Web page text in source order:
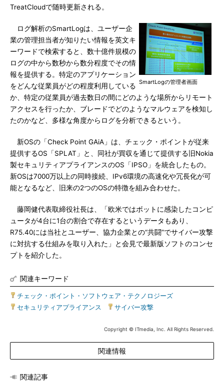
TreatCloudで随時更新される。
SmartLogの管理者画面
ログ解析のSmartLogは、ユーザー企
業の管理担当者が知りたい情報を英文キ
ーワードで検索すると、数十億件規模の
ログの中から数秒から数分程度でその情
報を提供する。特定のアプリケーション
をどんな従業員がどの程度利用している
か、特定の従業員が過去数日の間にどのような場所からリモート
アクセスを行ったか、ブレードでどのようなマルウェアを検知し
たのかなど、多様な角度からログを分析できるという。
新OSの「Check Point GAiA」は、チェック・ポイントが従来
提供するOS「SPLAT」と、同社が買収を通じて提供する旧Nokia
製セキュリティアプライアンスのOS「IPSO」を統合したもの。
新OSは7000万以上の同時接続、IPv6環境の高速化や冗長化が可
能となるなど、旧来の2つのOSの特徴を組み合わせた。
藤岡健代表取締役社長は、「欧米ではボットに感染したコンピ
ュータが4台に1台の割合で存在するというデータもあり、
R75.40には当社とユーザー、協力企業との“共闘”でサイバー攻撃
に対抗する仕組みを取り入れた」と会見で最新版ソフトのコンセ
プトを紹介した。
関連キーワード
チェック・ポイント・ソフトウェア・テクノロジーズ
セキュリティアプライアンス
サイバー攻撃
Copyright © ITmedia, Inc. All Rights Reserved.
関連情報
関連記事